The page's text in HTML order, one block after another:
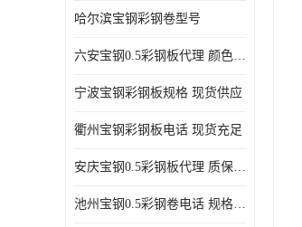
哈尔滨宝钢彩钢卷型号
六安宝钢0.5彩钢板代理 颜色定制
宁波宝钢彩钢板规格 现货供应
衢州宝钢彩钢板电话 现货充足
安庆宝钢0.5彩钢板代理 质保十年起
池州宝钢0.5彩钢卷电话 规格多样